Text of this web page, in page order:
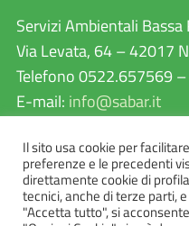
Servizi Ambientali Bassa
Via Levata, 64 – 42017
Telefono 0522.657569
E-mail: info@sabar.it
P.IVA 02460240357
PEC:
Il sito usa cookie per
preferenze e le precedenti
direttamente cookie di
tecnici, anche di terze parti,
"Accetta tutto", si